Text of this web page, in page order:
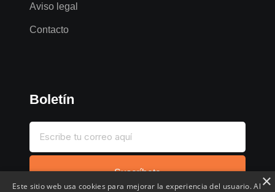
Aviso legal
Contacto
Boletín
Suscríbete ×
Este sitio web usa cookies para mejorar la experiencia del usuario. Al